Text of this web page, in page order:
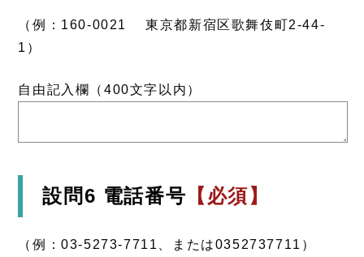
（例：160-0021 東京都新宿区歌舞伎町2-44-
1）
自由記入欄（400文字以内）
設問6 電話番号 【必須】
（例：03-5273-7711、または0352737711）